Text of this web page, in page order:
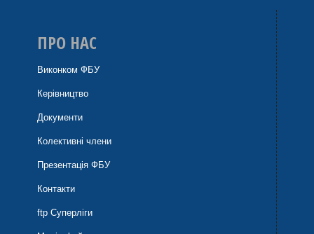
ПРО НАС
Виконком ФБУ
Керівництво
Документи
Колективні члени
Презентація ФБУ
Контакти
ftp Суперліги